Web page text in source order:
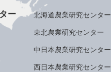
ー 北海道農業研究センター
東北農業研究センター
中日本農業研究センター
西日本農業研究センター